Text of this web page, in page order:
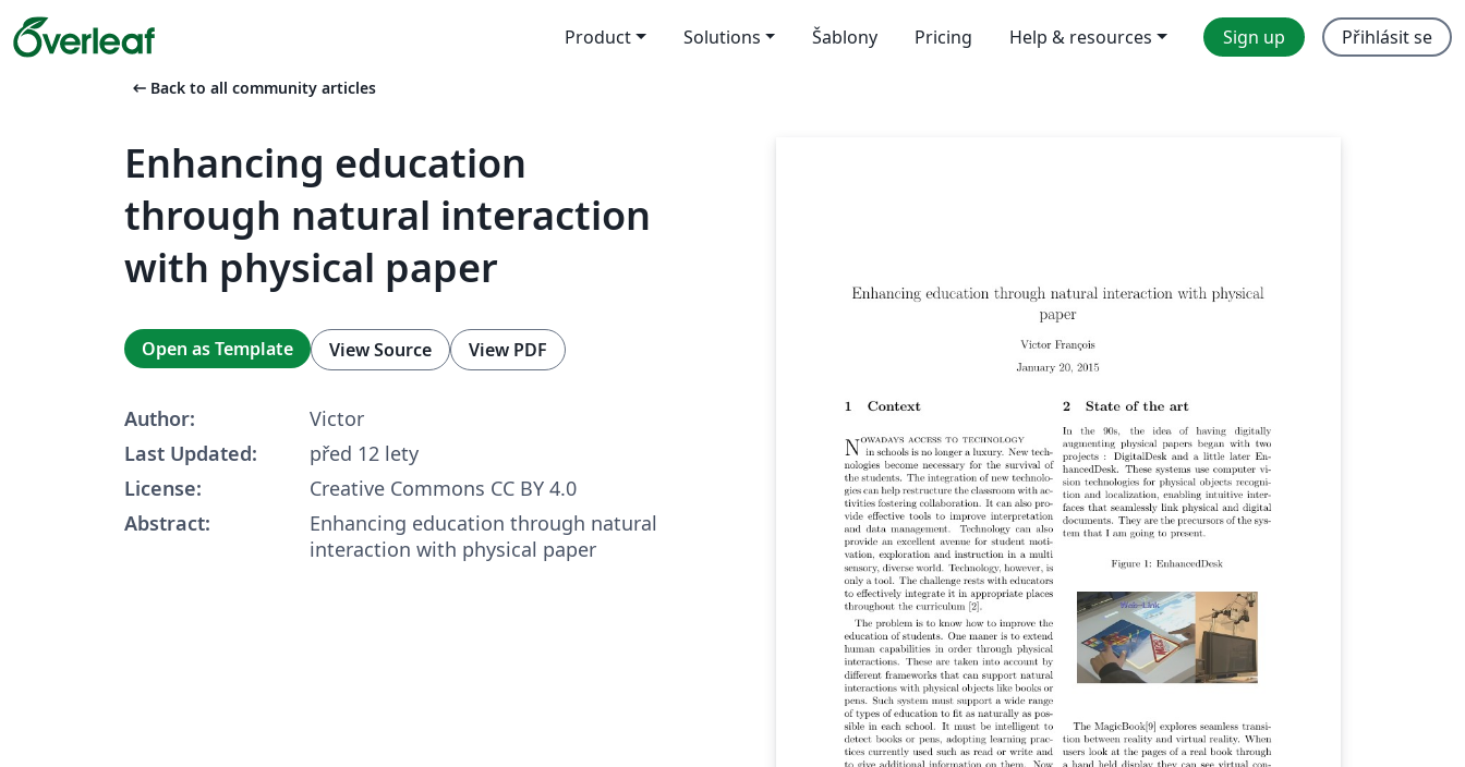
Product Solutions Šablony Pricing Help & resources Sign up Přihlásit se
arrow_left_alt Back to all community articles
Enhancing education
through natural interaction
with physical paper
Open as Template View Source View PDF
Author:
Victor
Last Updated:
před 12 lety
License:
Creative Commons CC BY 4.0
Abstract:
Enhancing education through natural
interaction with physical paper